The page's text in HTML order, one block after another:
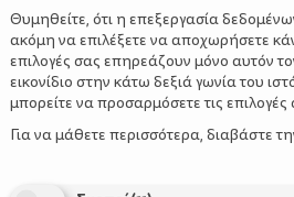
ΑΡΘΡΑ
Θυμηθείτε, ότι η επεξεργασία
ακόμη να επιλέξετε να αποχωρήσετε
επιλογές σας επηρεάζουν μόνο αυτόν
εικονίδιο στην κάτω δεξιά γωνία του
μπορείτε να προσαρμόσετε τις επιλογές
Για να μάθετε περισσότερα, διαβάστε